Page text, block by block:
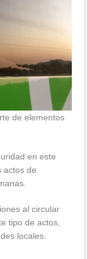
de elementos
en este
actos de
al circular
tipo de actos,
locales.